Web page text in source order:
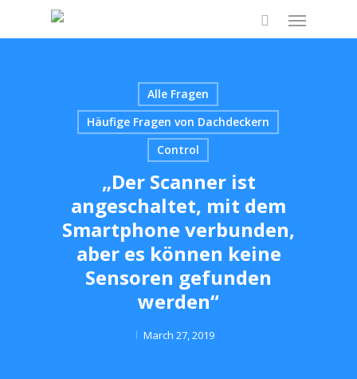
search
Menu
Alle Fragen
Häufige Fragen von Dachdeckern
Control
„Der Scanner ist
angeschaltet, mit dem
Smartphone verbunden,
aber es können keine
Sensoren gefunden
werden“
March 27, 2019